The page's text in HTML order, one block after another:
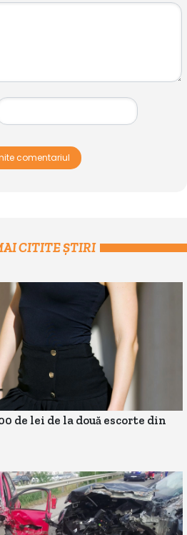
comentariul
CITITE ȘTIRI
de lei de la două escorte din